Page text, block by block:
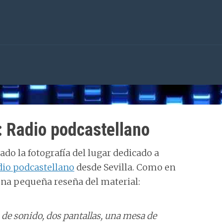
podcastellano
la fotografía del lugar dedicado a
podcastellano desde Sevilla. Como en
pequeña reseña del material:
sonido, dos pantallas, una mesa de